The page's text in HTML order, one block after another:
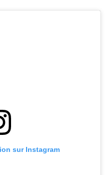
sur Instagram